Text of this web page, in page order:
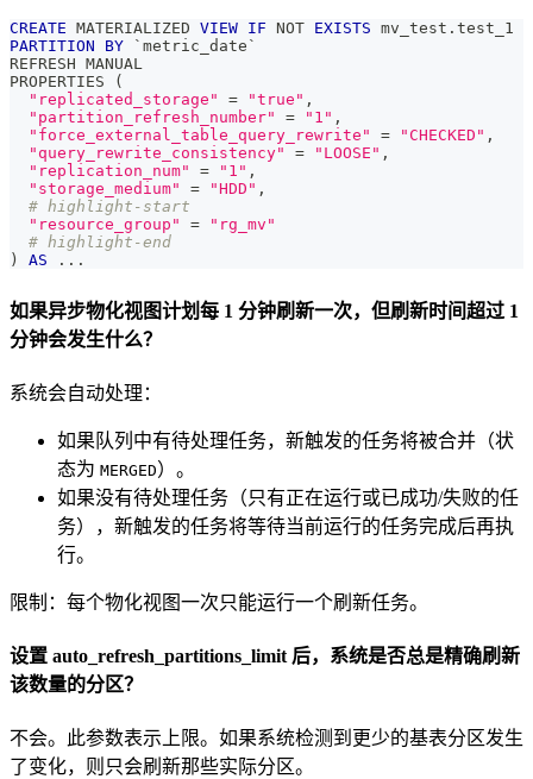
CREATE MATERIALIZED VIEW IF NOT EXISTS mv_test . test_1
PARTITION
BY ` metric_date `
REFRESH MANUAL
PROPERTIES
(
"replicated_storage"
= "true" ,
"partition_refresh_number"
= "1" ,
"force_external_table_query_rewrite"
= "CHECKED" ,
"query_rewrite_consistency"
= "LOOSE" ,
"replication_num"
= "1" ,
"storage_medium"
= "HDD" ,
# highlight-start
"resource_group"
=
"rg_mv"
# highlight-end
)
AS . . .
如果异步物化视图计划每 1 分钟刷新一次，但刷新时间超过 1
分钟会发生什么？
系统会自动处理：
如果队列中有待处理任务，新触发的任务将被合并（状
态为 MERGED）。
如果没有待处理任务（只有正在运行或已成功/失败的任
务），新触发的任务将等待当前运行的任务完成后再执
行。
限制：每个物化视图一次只能运行一个刷新任务。
设置 auto_refresh_partitions_limit 后，系统是否总是精确刷新
该数量的分区？
不会。此参数表示上限。如果系统检测到更少的基表分区发生
了变化，则只会刷新那些实际分区。